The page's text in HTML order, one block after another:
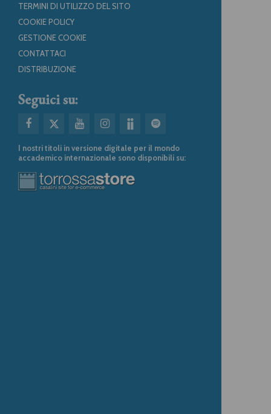
TERMINI DI UTILIZZO DEL SITO
COOKIE POLICY
GESTIONE COOKIE
CONTATTACI
DISTRIBUZIONE
Seguici su:
I nostri titoli in versione digitale per il mondo
accademico internazionale sono disponibili su: